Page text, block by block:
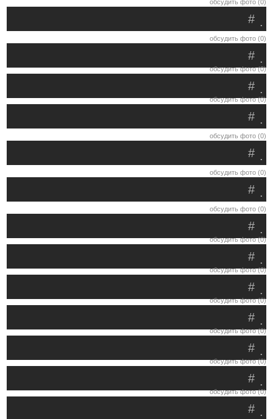
обсудить фото (0)
.
#
обсудить фото (0)
.
#
обсудить фото (0)
.
#
обсудить фото (0)
.
#
обсудить фото (0)
.
#
обсудить фото (0)
.
#
обсудить фото (0)
.
#
обсудить фото (0)
.
#
обсудить фото (0)
.
#
обсудить фото (0)
.
#
обсудить фото (0)
.
#
обсудить фото (0)
.
#
обсудить фото (0)
.
#